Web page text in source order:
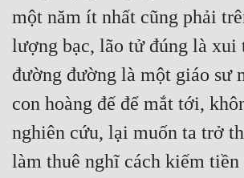
Góc Nhìn Nữ
Huyền Huyễn
Huyền Nghi
một năm ít nhất cũng phải
lượng bạc, lão tử đúng là xui
đường đường là một giáo sư
con hoàng đế để mắt tới,
nghiên cứu, lại muốn ta trở
làm thuê nghĩ cách kiếm